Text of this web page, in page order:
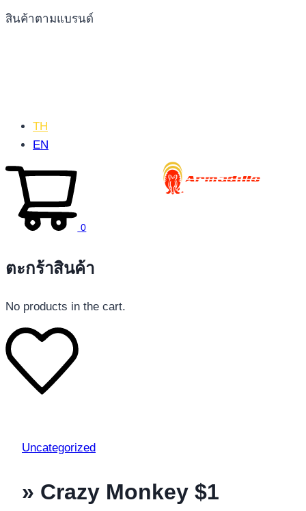
สินค้าตามแบรนด์
TH
EN
0
ตะกร้าสินค้า
No products in the cart.
Uncategorized
» Crazy Monkey $1